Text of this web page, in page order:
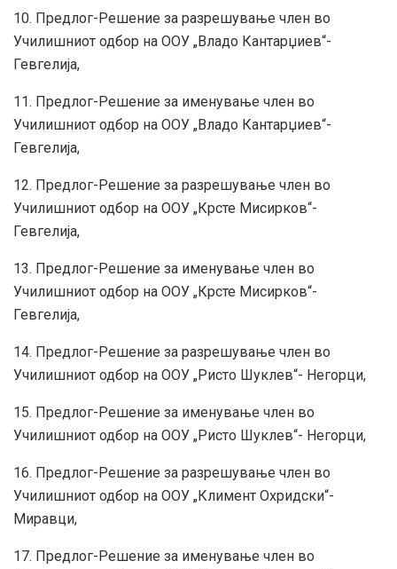
10. Предлог-Решение за разрешување член во
Училишниот одбор на ООУ „Владо Кантарџиев“-
Гевгелија,
11. Предлог-Решение за именување член во
Училишниот одбор на ООУ „Владо Кантарџиев“-
Гевгелија,
12. Предлог-Решение за разрешување член во
Училишниот одбор на ООУ „Крсте Мисирков“-
Гевгелија,
13. Предлог-Решение за именување член во
Училишниот одбор на ООУ „Крсте Мисирков“-
Гевгелија,
14. Предлог-Решение за разрешување член во
Училишниот одбор на ООУ „Ристо Шуклев“- Негорци,
15. Предлог-Решение за именување член во
Училишниот одбор на ООУ „Ристо Шуклев“- Негорци,
16. Предлог-Решение за разрешување член во
Училишниот одбор на ООУ „Климент Охридски“-
Миравци,
17. Предлог-Решение за именување член во